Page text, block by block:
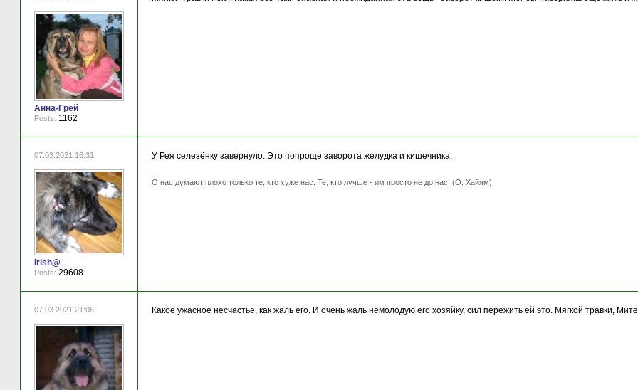
Анна-Грей
Posts: 1162
07.03.2021 16:31
Irish@
Posts: 29608
У Рея селезёнку завернуло. Это попроще заворота желудка и кишечника.
--
О нас думают плохо только те, кто хуже нас. Те, кто лучше - им просто не до нас. (О. Хайям)
07.03.2021 21:06 Какое ужасное несчастье, как жаль его. И очень жаль немолодую его хозяйку, сил пережить ей это. Мягкой травки,